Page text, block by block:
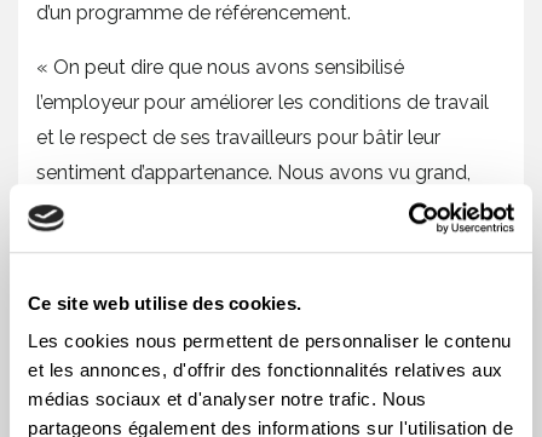
Ce site web utilise des cookies.
Les cookies nous permettent de personnaliser le contenu
et les annonces, d'offrir des fonctionnalités relatives aux
médias sociaux et d'analyser notre trafic. Nous
partageons également des informations sur l'utilisation de
d’un programme de référencement.
« On peut dire que nous avons sensibilisé
l’employeur pour améliorer les conditions de travail
et le respect de ses travailleurs pour bâtir leur
sentiment d’appartenance. Nous avons vu grand,
nous avons mis les bouchées doubles, et nous
avons réussi! Avec la CSD, c’est nos demandes, nos
travailleurs ont vraiment l’autonomie nécessaire pour
améliorer leurs propres conditions de travail,
solidement conseillés et appuyés par la CSD » a
conclu le président.